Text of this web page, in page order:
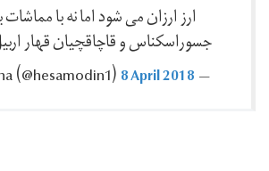
ارز ارزان می شود اما نه با
جسوراسکناس و قاچاقچیان قهار
— hesam ashena ‪(@hesamodin1)‬
8 April 2018